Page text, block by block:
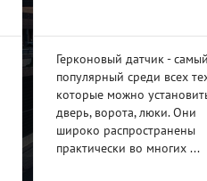
Герконовый датчик -
популярный среди всех
которые можно
дверь, ворота, люки. Они
широко распространены
практически во многих ...